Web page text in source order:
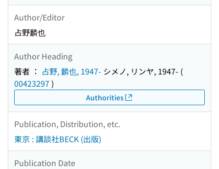
Author/Editor
占野麟也
Author Heading
著者 ： 占野, 麟也, 1947- シメノ, リンヤ, 1947- (
00423297 )
Authorities
Publication, Distribution, etc.
東京 : 講談社BECK (出版)
Publication Date